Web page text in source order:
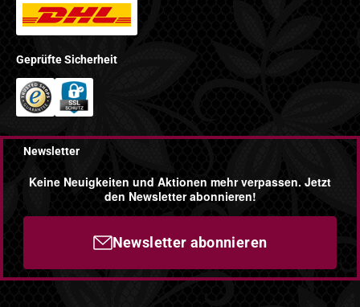
Geprüfte Sicherheit
Newsletter
Keine Neuigkeiten und Aktionen mehr verpassen. Jetzt
den Newsletter abonnieren!
Newsletter abonnieren